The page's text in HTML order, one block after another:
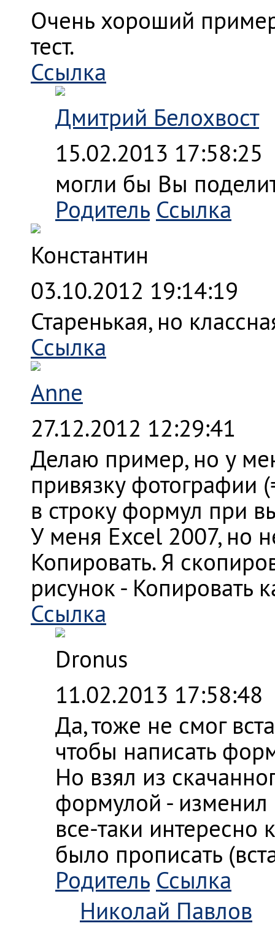
Очень хороший
тест.
Ссылка
Дмитрий Белохвост
15.02.2013 17:58:25
могли бы Вы
Родитель Ссылка
Константин
03.10.2012 19:14:19
Старенькая, но
Ссылка
Anne
27.12.2012 12:29:41
Делаю пример, но у
привязку фотографии
в строку формул при
У меня Excel 2007, но
Копировать. Я
рисунок - Копировать
Ссылка
Dronus
11.02.2013 17:58:48
Да, тоже не смог
чтобы написать
Но взял из
формулой - изменил
все-таки интересно
было прописать
Родитель Ссылка
Николай Павлов